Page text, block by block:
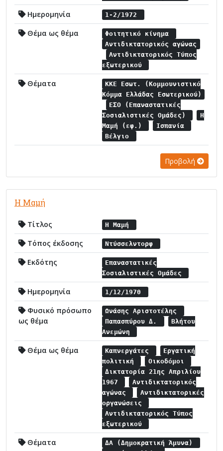
Ημερομηνία 1-2/1972
Θέμα ως θέμα
Φοιτητικό κίνημα
Αντιδικτατορικός αγώνας
Αντιδικτατορικός Τύπος
εξωτερικού
Θέματα
ΚΚΕ Εσωτ. (Κομμουνιστικό
Κόμμα Ελλάδας Εσωτερικού)
ΕΣΟ (Επαναστατικές
Σοσιαλιστικές Ομάδες)
Η
Μαμή (εφ.)
Ισπανία
Βέλγιο
Προβολή
Η Μαμή
Τίτλος Η Μαμή
Τόπος έκδοσης Ντύσσελντορφ
Εκδότης
Επαναστατικές
Σοσιαλιστικές Ομάδες
Ημερομηνία 1/12/1970
Φυσικό πρόσωπο
ως θέμα
Ωνάσης Αριστοτέλης
Παπασπύρου Δ.
Βλήτου
Ανεμώνη
Θέμα ως θέμα Καπνεργάτες
Εργατική
πολιτική
Οικοδόμοι
Δικτατορία 21ης Απριλίου
1967
Αντιδικτατορικός
αγώνας
Αντιδικτατορικές
οργανώσεις
Αντιδικτατορικός Τύπος
εξωτερικού
Θέματα
ΔΑ (Δημοκρατική Άμυνα)